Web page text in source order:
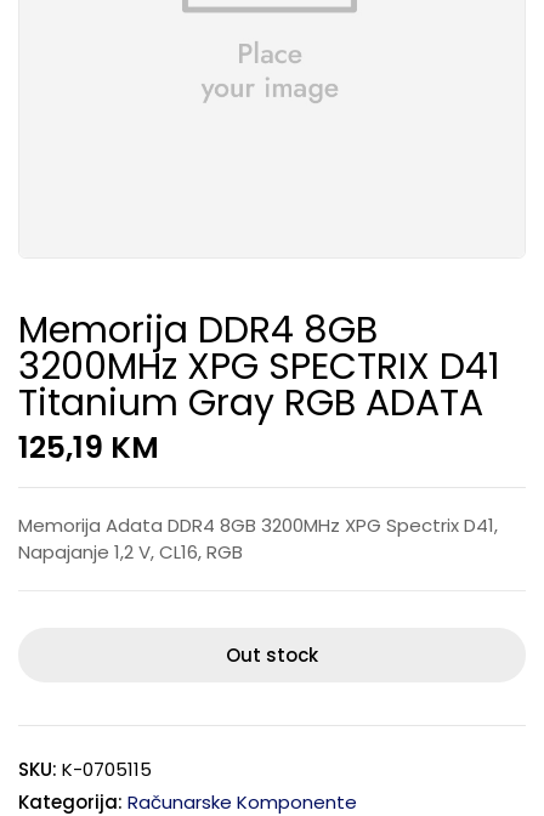
Memorija DDR4 8GB
3200MHz XPG SPECTRIX D41
Titanium Gray RGB ADATA
125,19 KM
Memorija Adata DDR4 8GB 3200MHz XPG Spectrix D41,
Napajanje 1,2 V, CL16, RGB
Out stock
SKU: K-0705115
Kategorija: Računarske Komponente